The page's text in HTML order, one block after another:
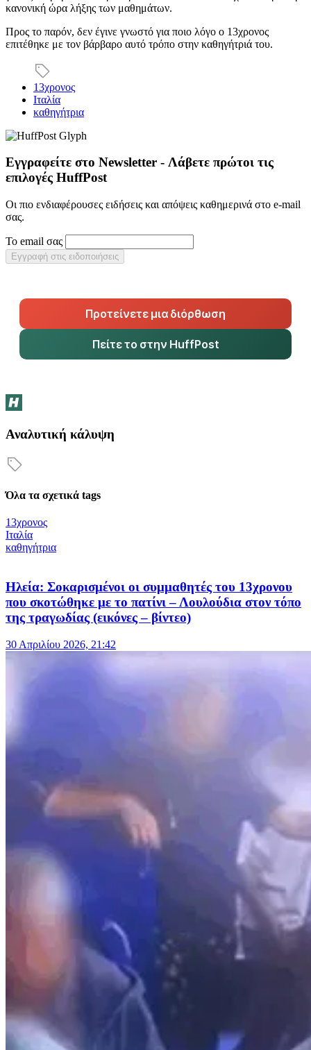
κανονική ώρα λήξης των μαθημάτων.
Προς το παρόν, δεν έγινε γνωστό για ποιο λόγο ο 13χρονος
επιτέθηκε με τον βάρβαρο αυτό τρόπο στην καθηγήτριά του.
13χρονος
Ιταλία
καθηγήτρια
Εγγραφείτε στο Newsletter - Λάβετε πρώτοι τις
επιλογές HuffPost
Οι πιο ενδιαφέρουσες ειδήσεις και απόψεις καθημερινά στο e-mail
σας.
Το email σας
Εγγραφή στις ειδοποιήσεις
Προτείνετε μια διόρθωση
Πείτε το στην HuffPost
Αναλυτική κάλυψη
Όλα τα σχετικά tags
13χρονος
Ιταλία
καθηγήτρια
Ηλεία: Σοκαρισμένοι οι συμμαθητές του 13χρονου
που σκοτώθηκε με το πατίνι – Λουλούδια στον τόπο
της τραγωδίας (εικόνες – βίντεο)
30 Απριλίου 2026, 21:42